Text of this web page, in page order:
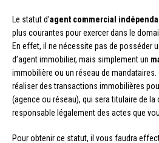
Le statut d’agent commercial
plus courantes pour exercer dans le
En effet, il ne nécessite pas de posséder
d’agent immobilier, mais simplement un
immobilière ou un réseau de
réaliser des transactions immobilières
(agence ou réseau), qui sera titulaire de
responsable légalement des actes que
Pour obtenir ce statut, il vous faudra